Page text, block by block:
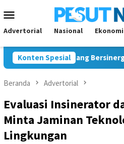
ke
kontenMobile
Advertorial Nasional Ekonomi
Konten Spesial
JMSI Bontang Bersinergi
Beranda Advertorial
Evaluasi Insinerator
Minta Jaminan
Lingkungan